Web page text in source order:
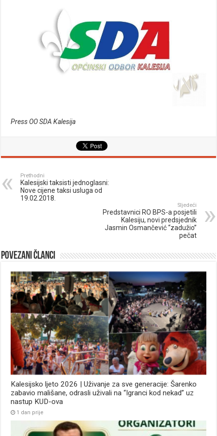
Press OO SDA Kalesija
Prethodni
Kalesijski taksisti jednoglasni:
Nove cijene taksi usluga od
19.02.2018.
Sljedeći
Predstavnici RO BPS-a posjetili
Kalesiju, novi predsjednik
Jasmin Osmančević “zadužio”
pečat
Povezani članci
Kalesijsko ljeto 2026 | Uživanje za sve generacije: Šarenko
zabavio mališane, odrasli uživali na “Igranci kod nekad” uz
nastup KUD-ova
1 dan prije